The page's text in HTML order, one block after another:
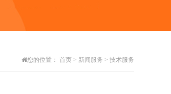
您的位置： 首页 > 新闻服务 > 技术服务